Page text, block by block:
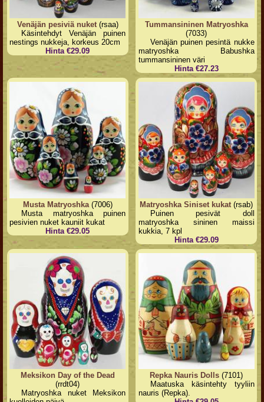
Venäjän pesiviä nuket(rsaa)
Käsintehdyt Venäjän puinen
nestings nukkeja, korkeus 20cm
Hinta €29.09
Tummansininen Matryoshka
(7033)
Venäjän puinen pesintä nukke
matryoshka Babushka
tummansininen väri
Hinta €27.23
Musta Matryoshka(7006)
Musta matryoshka puinen
pesivien nuket kauniit kukat
Hinta €29.05
Matryoshka Siniset kukat (rsab)
Puinen pesivät doll
matryoshka sininen maissi
kukkia, 7 kpl
Hinta €29.09
Meksikon Day of the Dead
(rrdt04)
Matryoshka nuket Meksikon
Repka Nauris Dolls (7101)
Maatuska käsintehty tyyliin
nauris (Repka).